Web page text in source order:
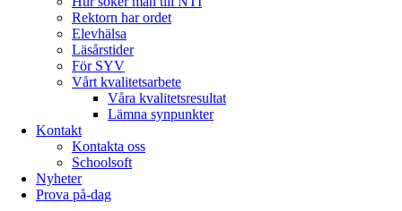
Rektorn har ordet
Elevhälsa
Läsårstider
För SYV
Vårt kvalitetsarbete
Våra kvalitetsresultat
Lämna synpunkter
Kontakt
Kontakta oss
Schoolsoft
Nyheter
Prova på-dag